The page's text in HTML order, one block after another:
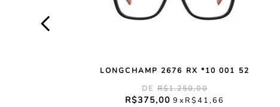
LONGCHAMP 2676 RX *10 001 52
R$1.250,00
R$375,00 9 R$41,66